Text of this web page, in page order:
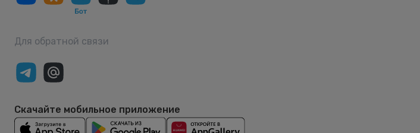
Для обратной связи
Скачайте мобильное приложение